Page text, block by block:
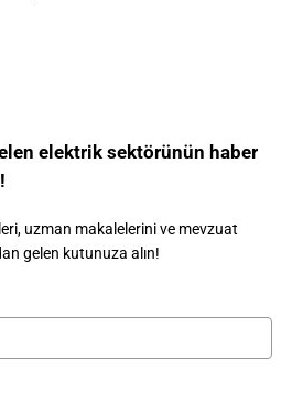
elektrik sektörünün haber
uzman makalelerini ve mevzuat
gelen kutunuza alın!